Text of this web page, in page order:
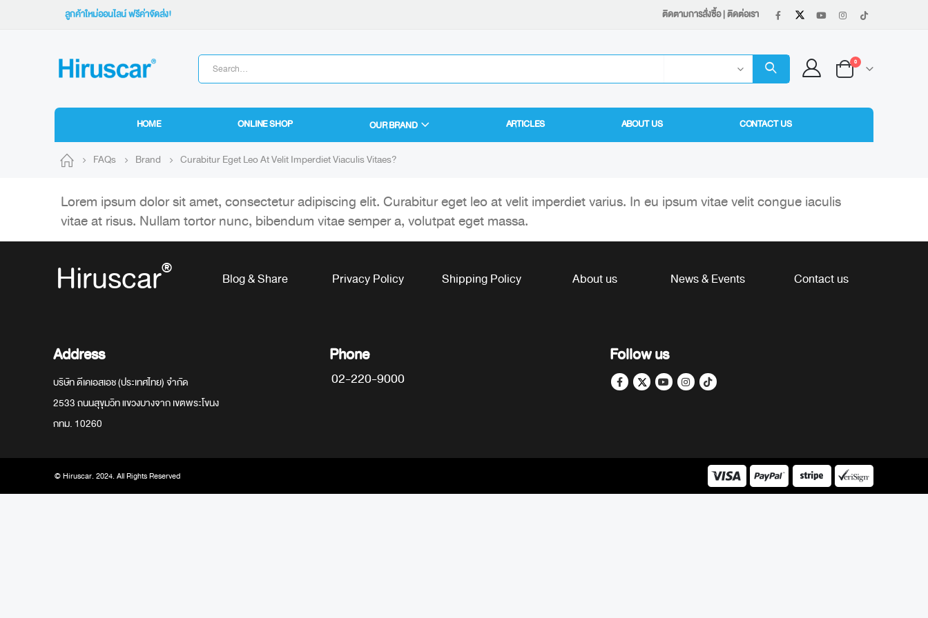
ลูกค้าใหม่ออนไลน์ ฟรีค่าจัดส่ง! ติดตามการสั่งซื้อ|ติดต่อเรา
0
HOME ONLINE SHOP OUR BRAND ARTICLES ABOUT US CONTACT US
FAQs Brand Curabitur Eget Leo At Velit Imperdiet Viaculis Vitaes?
Lorem ipsum dolor sit amet, consectetur adipiscing elit. Curabitur eget leo at velit imperdiet varius. In eu ipsum vitae velit congue iaculis
vitae at risus. Nullam tortor nunc, bibendum vitae semper a, volutpat eget massa.
Hiruscar®
Blog & Share Privacy Policy Shipping Policy About us News & Events Contact us
Address
บริษัท ดีเคเอสเอช (ประเทศไทย) จำกัด
2533 ถนนสุขุมวิท แขวงบางจาก เขตพระโขนง
กทม. 10260
Phone
02-220-9000
Follow us
© Hiruscar. 2024. All Rights Reserved